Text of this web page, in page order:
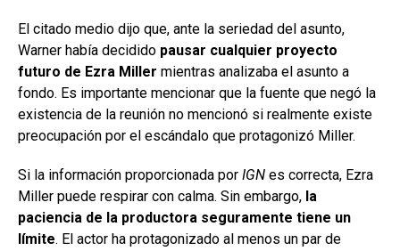
El citado medio dijo que, ante la seriedad del asunto,
Warner había decidido pausar cualquier proyecto
futuro de Ezra Miller mientras analizaba el asunto a
fondo. Es importante mencionar que la fuente que negó la
existencia de la reunión no mencionó si realmente existe
preocupación por el escándalo que protagonizó Miller.
Si la información proporcionada por IGN es correcta, Ezra
Miller puede respirar con calma. Sin embargo, la
paciencia de la productora seguramente tiene un
límite. El actor ha protagonizado al menos un par de